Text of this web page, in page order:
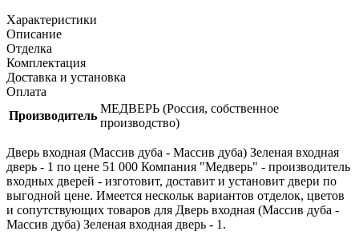
Характеристики
Описание
Отделка
Комплектация
Доставка и установка
Оплата
Производитель
МЕДВЕРЬ (Россия, собственное
производство)
Дверь входная (Массив дуба - Массив дуба) Зеленая входная
дверь - 1 по цене 51 000 Компания "Медверь" - производитель
входных дверей - изготовит, доставит и установит двери по
выгодной цене. Имеется нескольк вариантов отделок, цветов
и сопутствующих товаров для Дверь входная (Массив дуба -
Массив дуба) Зеленая входная дверь - 1.